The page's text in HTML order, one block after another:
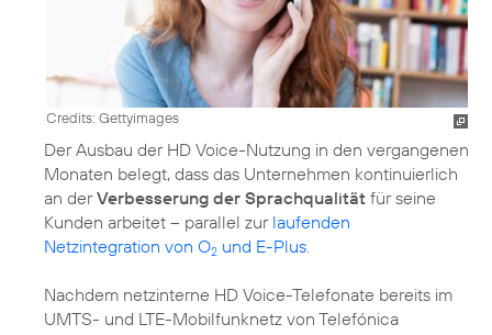
Credits: Gettyimages
Der Ausbau der HD Voice-Nutzung in den vergangenen
Monaten belegt, dass das Unternehmen kontinuierlich
an derVerbesserung der Sprachqualität für seine
Kunden arbeitet – parallel zur laufenden
Netzintegration von O2 und E-Plus.
Nachdem netzinterne HD Voice-Telefonate bereits im
UMTS- und LTE-Mobilfunknetz von Telefónica